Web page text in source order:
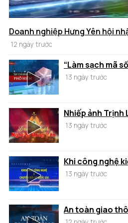
Doanh nghiệp Hưng Yên hội
12 ngày trước
“Làm sạch mã
13 ngày trước
Nhiếp ảnh Trịnh
13 ngày trước
Khi công nghệ
13 ngày trước
An toàn giao